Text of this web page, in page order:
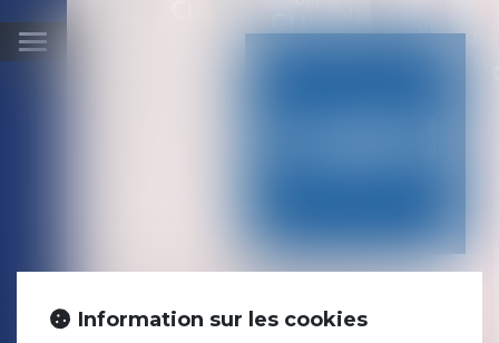
Ouvrir
QUELLES SONT
Information sur les cookies